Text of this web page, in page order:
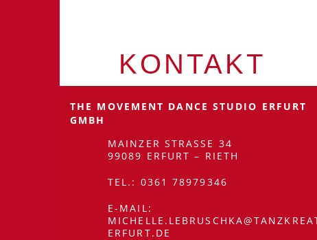
KONTAKT
THE MOVEMENT DANCE STUDIO ERFURT
GMBH
MAINZER STRASSE 34
99089 ERFURT – RIETH
TEL.: 0361 78979346
E-MAIL:
ERFURT.DE